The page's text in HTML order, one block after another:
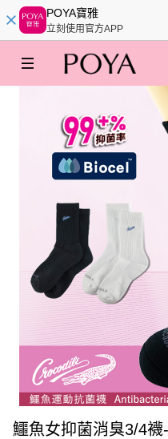
POYA寶雅
立刻使用官方APP
鱷魚女抑菌消臭3/4襪